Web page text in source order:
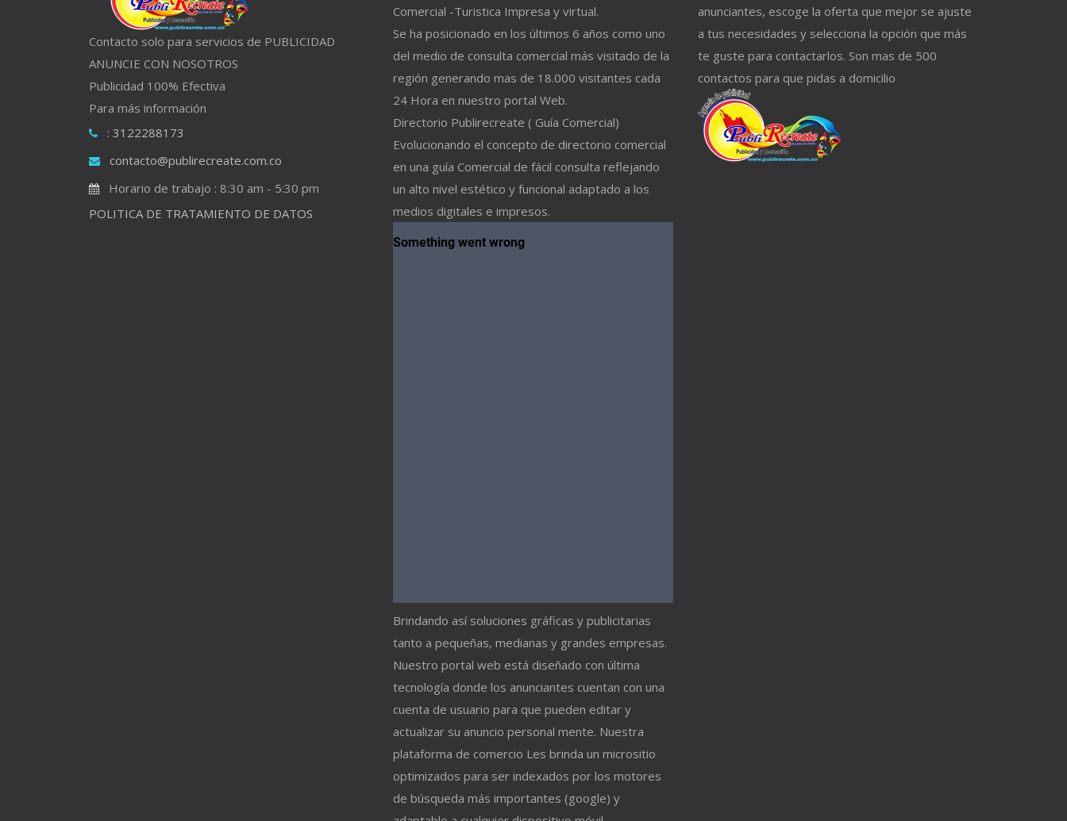
Contacto solo para servicios de PUBLICIDAD
ANUNCIE CON NOSOTROS
Publicidad 100% Efectiva
Para más información
: 3122288173
contacto@publirecreate.com.co
Horario de trabajo : 8:30 am - 5:30 pm
POLITICA DE TRATAMIENTO DE DATOS
Comercial -Turistica Impresa y virtual.
Se ha posicionado en los últimos 6 años como uno
del medio de consulta comercial más visitado de la
región generando mas de 18.000 visitantes cada
24 Hora en nuestro portal Web.
Directorio Publirecreate ( Guía Comercial)
Evolucionando el concepto de directorio comercial
en una guía Comercial de fácil consulta reflejando
un alto nivel estético y funcional adaptado a los
medios digitales e impresos.
Brindando así soluciones gráficas y publicitarias
tanto a pequeñas, medianas y grandes empresas.
Nuestro portal web está diseñado con última
tecnología donde los anunciantes cuentan con una
cuenta de usuario para que pueden editar y
actualizar su anuncio personal mente. Nuestra
plataforma de comercio Les brinda un micrositio
optimizados para ser indexados por los motores
de búsqueda más importantes (google) y
anunciantes, escoge la oferta que mejor se ajuste
a tus necesidades y selecciona la opción que más
te guste para contactarlos. Son mas de 500
contactos para que pidas a domicilio